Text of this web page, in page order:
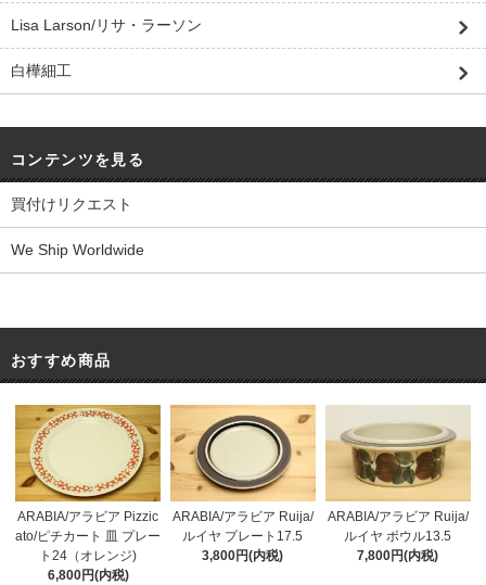
Lisa Larson/リサ・ラーソン
白樺細工
コンテンツを見る
買付けリクエスト
We Ship Worldwide
おすすめ商品
ARABIA/アラビア Pizzic
ato/ピチカート 皿 プレー
ト24（オレンジ)
6,800円(内税)
ARABIA/アラビア Ruija/
ルイヤ プレート17.5
3,800円(内税)
ARABIA/アラビア Ruija/
ルイヤ ボウル13.5
7,800円(内税)